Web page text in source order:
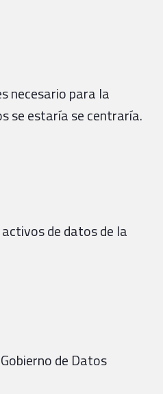
necesario para la
se estaría se centraría.
de datos de la
de Datos